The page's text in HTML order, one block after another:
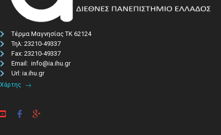
Τέρμα Μαγνησίας ΤΚ 62124
Τηλ: 23210-49337​
Fax: 23210-49337
Email: info@ia.ihu.gr
Url: ia.ihu.gr
Χάρτης